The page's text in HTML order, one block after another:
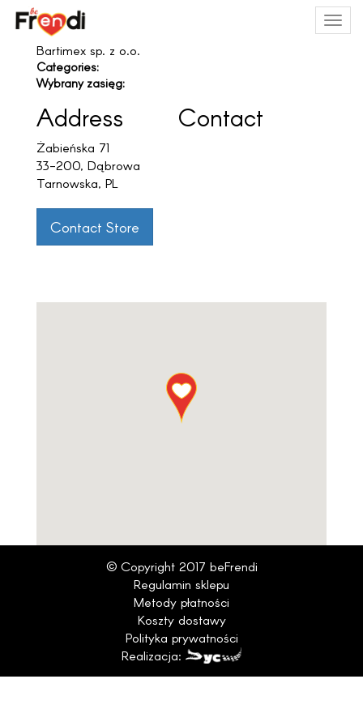
Bartimex sp. z o.o.
Categories:
Wybrany zasięg:
Address
Żabieńska 71
33-200, Dąbrowa
Tarnowska, PL
Contact
Contact Store
© Copyright 2017 beFrendi
Regulamin sklepu
Metody płatności
Koszty dostawy
Polityka prywatności
Realizacja: